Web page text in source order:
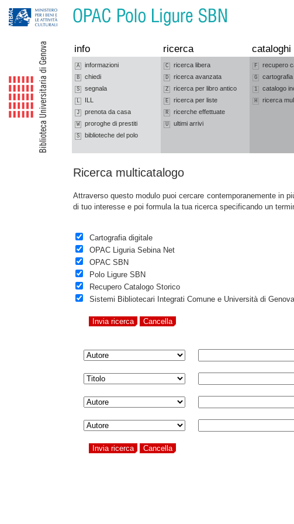
info ricerca cataloghi
A informazioni
B chiedi
S segnala
L ILL
J prenota da casa
W proroghe di prestiti
S biblioteche del polo
C ricerca libera
D ricerca avanzata
Z ricerca per libro antico
E ricerca per liste
R ricerche effettuate
U ultimi arrivi
F recupero
G cartografia
1 catalogo
H ricerca
Ricerca multicatalogo
Attraverso questo modulo puoi cercare contemporanemente in
di tuo interesse e poi formula la tua ricerca specificando un
Cartografia digitale
OPAC Liguria Sebina Net
OPAC SBN
Polo Ligure SBN
Recupero Catalogo Storico
Sistemi Bibliotecari Integrati Comune e Università di Genova